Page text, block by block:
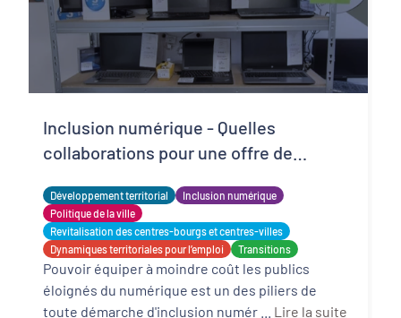
Développement territorial
Inclusion numérique
Politique de la ville
Revitalisation des centres-bourgs et centres-villes
Dynamiques territoriales pour l’emploi
Transitions
Inclusion numérique - Quelles
collaborations pour une offre de
solidaire et adaptée ?
Pouvoir équiper à moindre coût les publics
éloignés du numérique est un des piliers de
Lire la suite